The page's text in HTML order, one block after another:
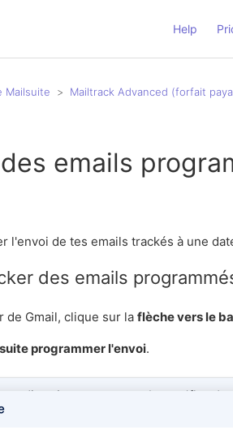
Help
Mailsuite Mailtrack Advanced (forfait
emails
l'envoi de tes emails trackés à une
des emails
de Gmail, clique sur laflèche vers le
programmer l'envoi.